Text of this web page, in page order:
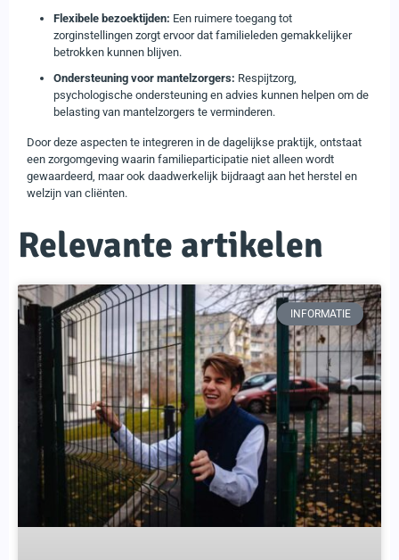
Flexibele bezoektijden: Een ruimere toegang tot
zorginstellingen zorgt ervoor dat familieleden gemakkelijker
betrokken kunnen blijven.
Ondersteuning voor mantelzorgers: Respijtzorg,
psychologische ondersteuning en advies kunnen helpen om de
belasting van mantelzorgers te verminderen.
Door deze aspecten te integreren in de dagelijkse praktijk, ontstaat
een zorgomgeving waarin familieparticipatie niet alleen wordt
gewaardeerd, maar ook daadwerkelijk bijdraagt aan het herstel en
welzijn van cliënten.
Relevante artikelen
INFORMATIE